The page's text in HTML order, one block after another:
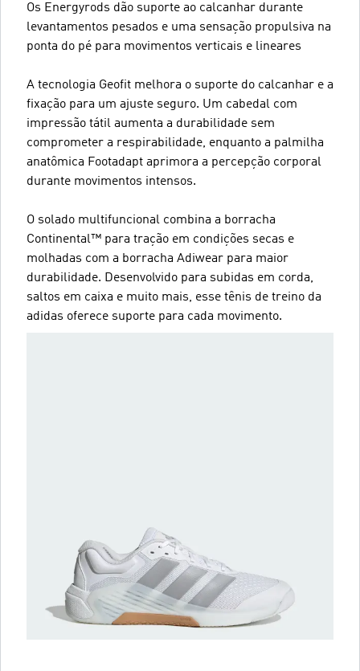
Os Energyrods dão suporte ao calcanhar durante
levantamentos pesados e uma sensação propulsiva na
ponta do pé para movimentos verticais e lineares
A tecnologia Geofit melhora o suporte do calcanhar e a
fixação para um ajuste seguro. Um cabedal com
impressão tátil aumenta a durabilidade sem
comprometer a respirabilidade, enquanto a palmilha
anatômica Footadapt aprimora a percepção corporal
durante movimentos intensos.
O solado multifuncional combina a borracha
Continental™ para tração em condições secas e
molhadas com a borracha Adiwear para maior
durabilidade. Desenvolvido para subidas em corda,
saltos em caixa e muito mais, esse tênis de treino da
adidas oferece suporte para cada movimento.